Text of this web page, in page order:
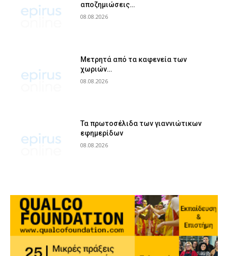
αποζημιώσεις…
08.08.2026
Μετρητά από τα καφενεία των
χωριών…
08.08.2026
Τα πρωτοσέλιδα των γιαννιώτικων
εφημερίδων
08.08.2026